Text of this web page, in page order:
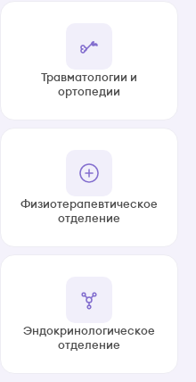
Травматологии и
ортопедии
Физиотерапевтическое
отделение
Эндокринологическое
отделение